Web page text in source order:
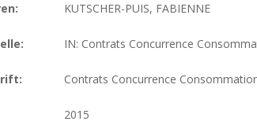
KUTSCHER-PUIS, FABIENNE
IN: Contrats Concurrence
Contrats Concurrence
2015